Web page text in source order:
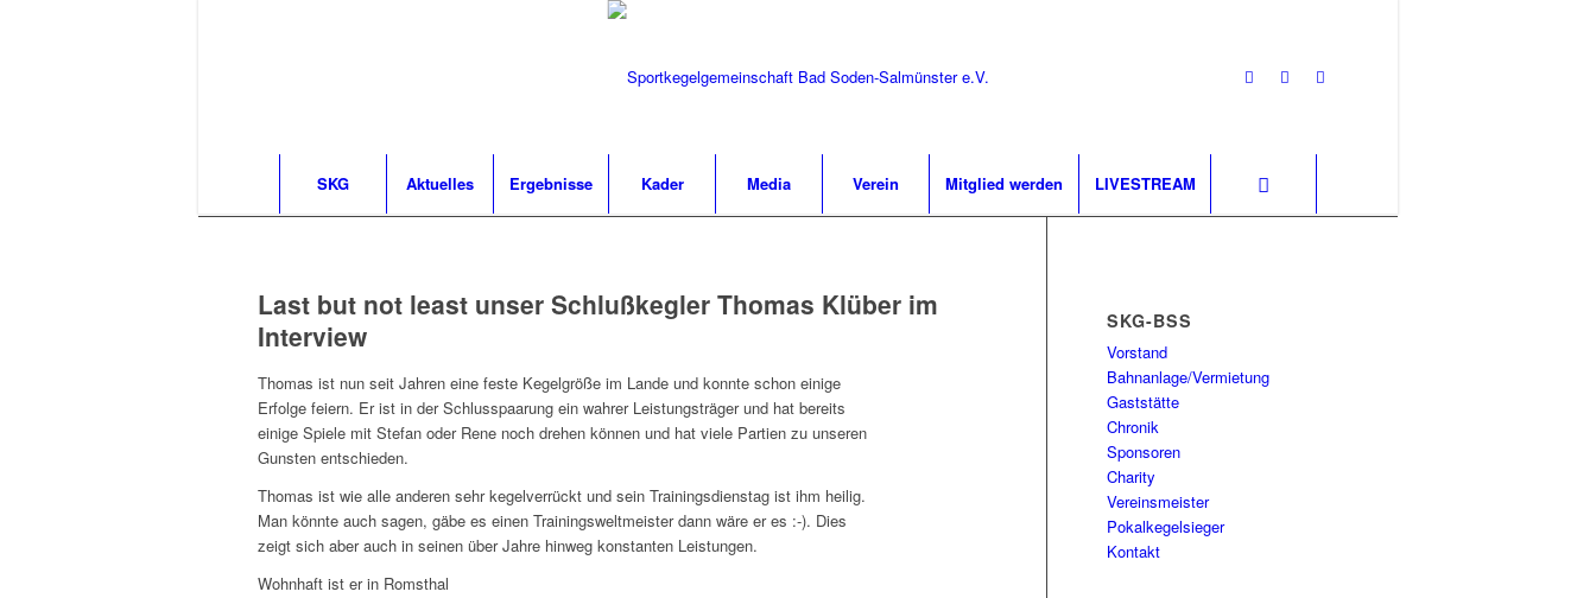
SKG Aktuelles Ergebnisse Kader Media Verein Mitglied werden LIVESTREAM
Last but not least unser Schlußkegler Thomas Klüber im
Interview
Thomas ist nun seit Jahren eine feste Kegelgröße im Lande und konnte schon einige
Erfolge feiern. Er ist in der Schlusspaarung ein wahrer Leistungsträger und hat bereits
einige Spiele mit Stefan oder Rene noch drehen können und hat viele Partien zu unseren
Gunsten entschieden.
Thomas ist wie alle anderen sehr kegelverrückt und sein Trainingsdienstag ist ihm heilig.
Man könnte auch sagen, gäbe es einen Trainingsweltmeister dann wäre er es :-). Dies
zeigt sich aber auch in seinen über Jahre hinweg konstanten Leistungen.
Wohnhaft ist er in Romsthal
SKG-BSS
Vorstand
Bahnanlage/Vermietung
Gaststätte
Chronik
Sponsoren
Charity
Vereinsmeister
Pokalkegelsieger
Kontakt